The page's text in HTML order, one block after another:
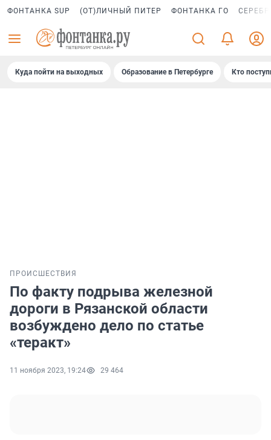
ФОНТАНКА SUP (ОТ)ЛИЧНЫЙ ПИТЕР ФОНТАНКА ГО
Куда пойти на выходных Образование в Петербурге Кто
ПРОИСШЕСТВИЯ
По факту подрыва железной
дороги в Рязанской области
возбуждено дело по статье
«теракт»
11 ноября 2023, 19:24 29 464